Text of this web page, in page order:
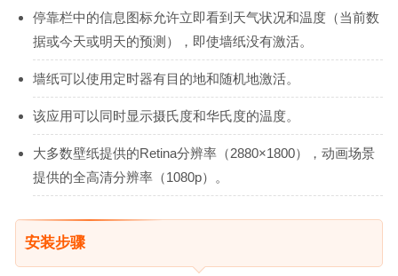
停靠栏中的信息图标允许立即看到天气状况和温度（当前数
据或今天或明天的预测），即使墙纸没有激活。
墙纸可以使用定时器有目的地和随机地激活。
该应用可以同时显示摄氏度和华氏度的温度。
大多数壁纸提供的Retina分辨率（2880×1800），动画场景
提供的全高清分辨率（1080p）。
安装步骤